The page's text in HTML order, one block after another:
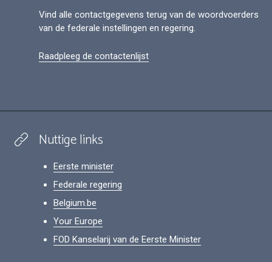
Vind alle contactgegevens terug van de woordvoerders
van de federale instellingen en regering.
Raadpleeg de contactenlijst
Nuttige links
Eerste minister
Federale regering
Belgium.be
Your Europe
FOD Kanselarij van de Eerste Minister